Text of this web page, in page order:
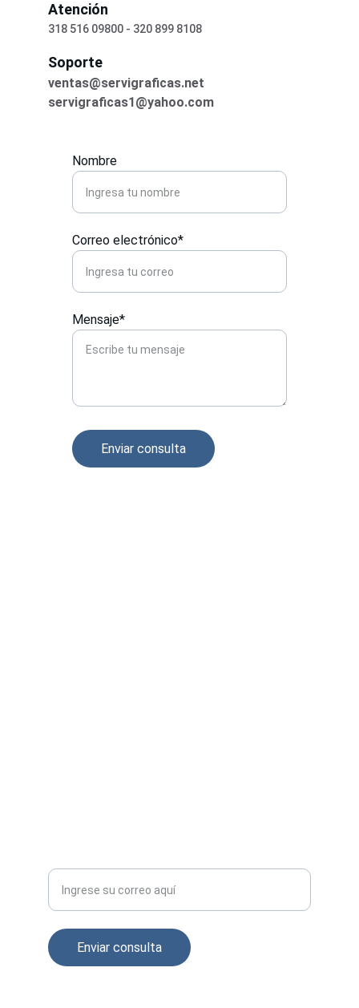
Atención
318 516 09800 - 320 899 8108
Soporte
ventas@servigraficas.net
servigraficas1@yahoo.com
Nombre
Correo electrónico*
Mensaje*
Enviar consulta
Enviar consulta